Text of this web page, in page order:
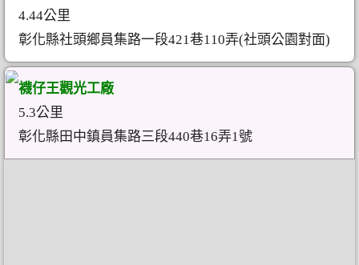
4.44公里
彰化縣社頭鄉員集路一段421巷110弄(社頭公園對面)
襪仔王觀光工廠
5.3公里
彰化縣田中鎮員集路三段440巷16弄1號